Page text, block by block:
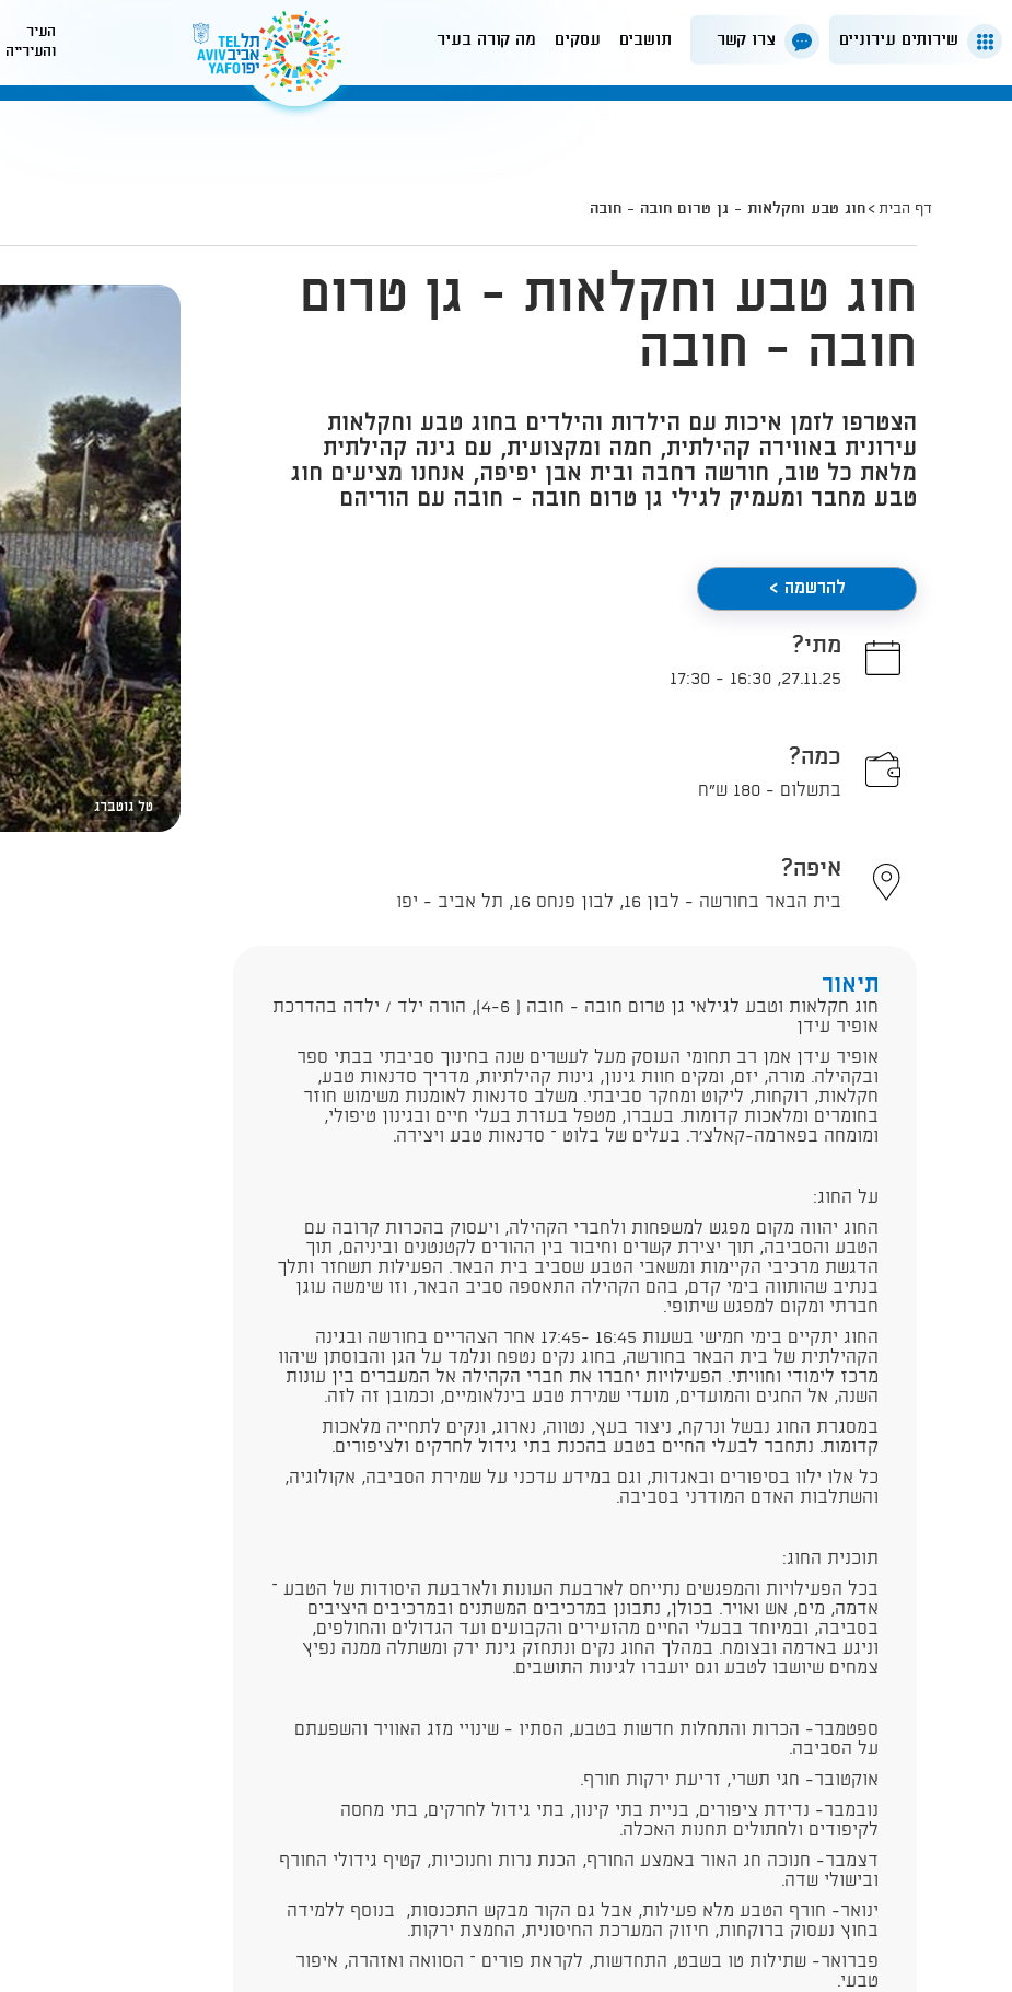
שירותים עירוניים צרו קשר תושבים עסקים מה קורה בעיר
העיר
והעירייה
דף הבית חוג טבע וחקלאות - גן טרום חובה - חובה
טל גוטברג
חוג טבע וחקלאות - גן טרום
חובה - חובה
הצטרפו לזמן איכות עם הילדות והילדים בחוג טבע וחקלאות
עירונית באווירה קהילתית, חמה ומקצועית, עם גינה קהילתית
מלאת כל טוב, חורשה רחבה ובית אבן יפיפה, אנחנו מציעים חוג
טבע מחבר ומעמיק לגילי גן טרום חובה - חובה עם הוריהם
להרשמה >
מתי?
27.11.25
,
16:30
-
17:30
כמה?
בתשלום - 180 ש"ח
איפה?
בית הבאר בחורשה - לבון 16, לבון פנחס 16, תל אביב - יפו
תיאור
חוג חקלאות וטבע לגילאי גן טרום חובה - חובה ( 4-6), הורה ילד / ילדה בהדרכת
אופיר עידן
אופיר עידן אמן רב תחומי העוסק מעל לעשרים שנה בחינוך סביבתי בבתי ספר
ובקהילה. מורה, יזם, ומקים חוות גינון, גינות קהילתיות, מדריך סדנאות טבע,
חקלאות, רוקחות, ליקוט ומחקר סביבתי. משלב סדנאות לאומנות משימוש חוזר
בחומרים ומלאכות קדומות. בעברו, מטפל בעזרת בעלי חיים ובגינון טיפולי,
ומומחה בפארמה-קאלצ'ר. בעלים של בלוט – סדנאות טבע ויצירה.
על החוג:
החוג יהווה מקום מפגש למשפחות ולחברי הקהילה, ויעסוק בהכרות קרובה עם
הטבע והסביבה, תוך יצירת קשרים וחיבור בין ההורים לקטנטנים וביניהם, תוך
הדגשת מרכיבי הקיימות ומשאבי הטבע שסביב בית הבאר. הפעילות תשחזר ותלך
בנתיב שהותווה בימי קדם, בהם הקהילה התאספה סביב הבאר, וזו שימשה עוגן
חברתי ומקום למפגש שיתופי.
החוג יתקיים בימי חמישי בשעות 16:45 -17:45 אחר הצהריים בחורשה ובגינה
הקהילתית של בית הבאר בחורשה, בחוג נקים נטפח ונלמד על הגן והבוסתן שיהוו
מרכז לימודי וחוויתי. הפעילויות יחברו את חברי הקהילה אל המעברים בין עונות
השנה, אל החגים והמועדים, מועדי שמירת טבע בינלאומיים, וכמובן זה לזה.
במסגרת החוג נבשל ונרקח, ניצור בעץ, נטווה, נארוג, ונקים לתחייה מלאכות
קדומות. נתחבר לבעלי החיים בטבע בהכנת בתי גידול לחרקים ולציפורים.
כל אלו ילוו בסיפורים ובאגדות, וגם במידע עדכני על שמירת הסביבה, אקולוגיה,
והשתלבות האדם המודרני בסביבה.
תוכנית החוג:
בכל הפעילויות והמפגשים נתייחס לארבעת העונות ולארבעת היסודות של הטבע –
אדמה, מים, אש ואויר. בכולן, נתבונן במרכיבים המשתנים ובמרכיבים היציבים
בסביבה, ובמיוחד בבעלי החיים מהזעירים והקבועים ועד הגדולים והחולפים,
וניגע באדמה ובצומח. במהלך החוג נקים ונתחזק גינת ירק ומשתלה ממנה נפיץ
צמחים שיושבו לטבע וגם יועברו לגינות התושבים.
ספטמבר- הכרות והתחלות חדשות בטבע, הסתיו - שינויי מזג האוויר והשפעתם
על הסביבה.
אוקטובר- חגי תשרי, זריעת ירקות חורף.
נובמבר- נדידת ציפורים, בניית בתי קינון, בתי גידול לחרקים, בתי מחסה
לקיפודים ולחתולים תחנות האכלה.
דצמבר- חנוכה חג האור באמצע החורף, הכנת נרות וחנוכיות, קטיף גידולי החורף
ובישולי שדה.
ינואר- חורף הטבע מלא פעילות, אבל גם הקור מבקש התכנסות, בנוסף ללמידה
בחוץ נעסוק ברוקחות, חיזוק המערכת החיסונית, החמצת ירקות.
פברואר- שתילות טו בשבט, התחדשות, לקראת פורים – הסוואה ואזהרה, איפור
טבעי.